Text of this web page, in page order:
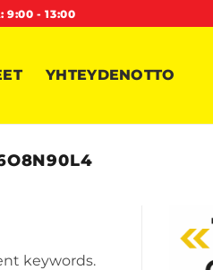
9:00 - 13:00
YHTEYDENOTTO
keywords.